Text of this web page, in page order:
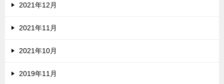
2021年12月
2021年11月
2021年10月
2019年11月